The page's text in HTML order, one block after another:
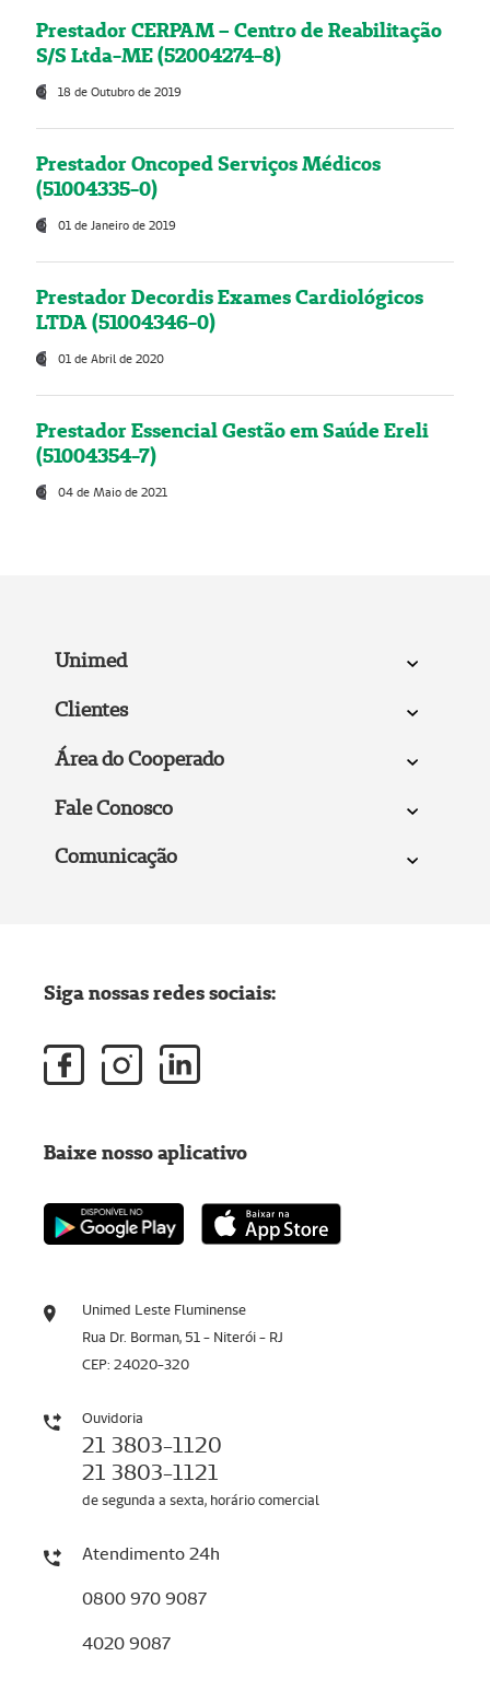
Prestador CERPAM – Centro de Reabilitação
S/S Ltda-ME (52004274-8)
18 de Outubro de 2019
Prestador Oncoped Serviços Médicos
(51004335-0)
01 de Janeiro de 2019
Prestador Decordis Exames Cardiológicos
LTDA (51004346-0)
01 de Abril de 2020
Prestador Essencial Gestão em Saúde Ereli
(51004354-7)
04 de Maio de 2021
Unimed
Clientes
Área do Cooperado
Fale Conosco
Comunicação
Unimed Leste Fluminense
Rua Dr. Borman, 51 - Niterói - RJ
CEP: 24020-320
Ouvidoria
21 3803-1120
21 3803-1121
de segunda a sexta, horário comercial
Atendimento 24h
0800 970 9087
4020 9087
Siga nossas redes sociais:
Baixe nosso aplicativo